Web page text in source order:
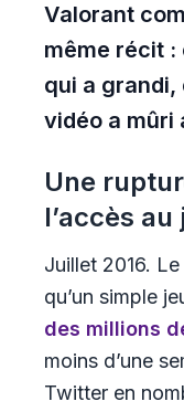
Valorant
même récit :
qui a grandi,
vidéo a mûri
Une
l’accès au
Juillet 2016.
qu’un simple
des millions
moins d’une
Twitter en